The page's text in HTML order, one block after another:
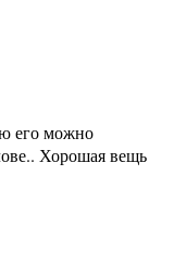
его можно
Хорошая вещь